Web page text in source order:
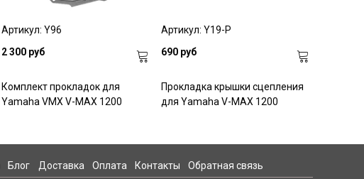
Артикул: Y96
2 300 руб
Комплект прокладок для
Yamaha VMX V-MAX 1200
Артикул: Y19-P
690 руб
Прокладка крышки сцепления
для Yamaha V-MAX 1200
Блог Доставка Оплата Контакты Обратная связь